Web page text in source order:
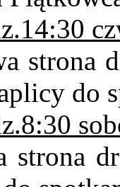
strona
do
strona